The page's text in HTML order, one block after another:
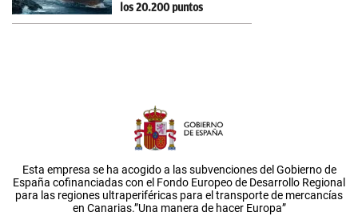
los 20.200 puntos
Esta empresa se ha acogido a las subvenciones del Gobierno de
España cofinanciadas con el Fondo Europeo de Desarrollo Regional
para las regiones ultraperiféricas para el transporte de mercancías
en Canarias.”Una manera de hacer Europa”